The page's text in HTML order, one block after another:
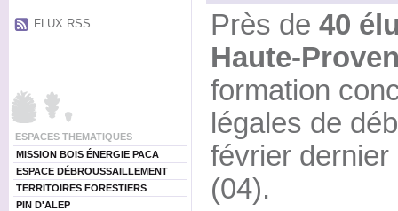
FLUX RSS
ESPACES THEMATIQUES
MISSION BOIS ÉNERGIE PACA
ESPACE DÉBROUSSAILLEMENT
TERRITOIRES FORESTIERS
PIN D'ALEP
Près de 40
Haute-
formation
légales de
février
(04).